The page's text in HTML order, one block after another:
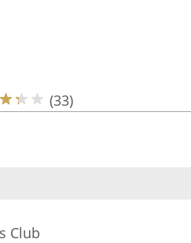
(33)
Club